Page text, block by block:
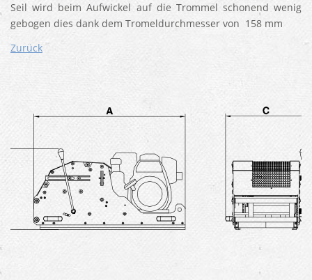
Seil wird beim Aufwickel auf die Trommel schonend wenig
gebogen dies dank dem Tromeldurchmesser von 158 mm
Zurück